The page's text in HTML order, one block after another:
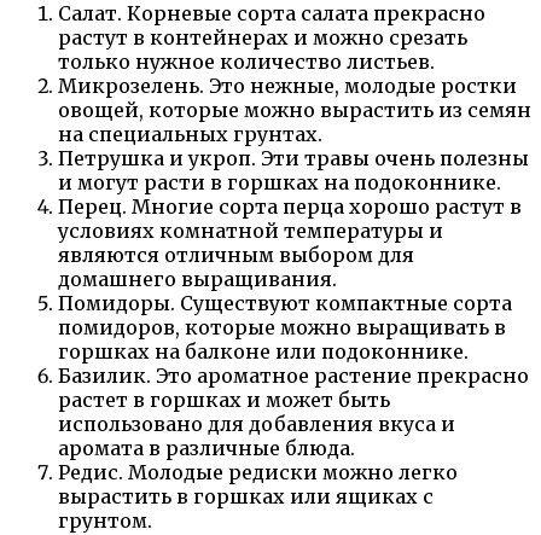
Салат. Корневые сорта салата прекрасно
растут в контейнерах и можно срезать
только нужное количество листьев.
Микрозелень. Это нежные, молодые ростки
овощей, которые можно вырастить из семян
на специальных грунтах.
Петрушка и укроп. Эти травы очень полезны
и могут расти в горшках на подоконнике.
Перец. Многие сорта перца хорошо растут в
условиях комнатной температуры и
являются отличным выбором для
домашнего выращивания.
Помидоры. Существуют компактные сорта
помидоров, которые можно выращивать в
горшках на балконе или подоконнике.
Базилик. Это ароматное растение прекрасно
растет в горшках и может быть
использовано для добавления вкуса и
аромата в различные блюда.
Редис. Молодые редиски можно легко
вырастить в горшках или ящиках с
грунтом.